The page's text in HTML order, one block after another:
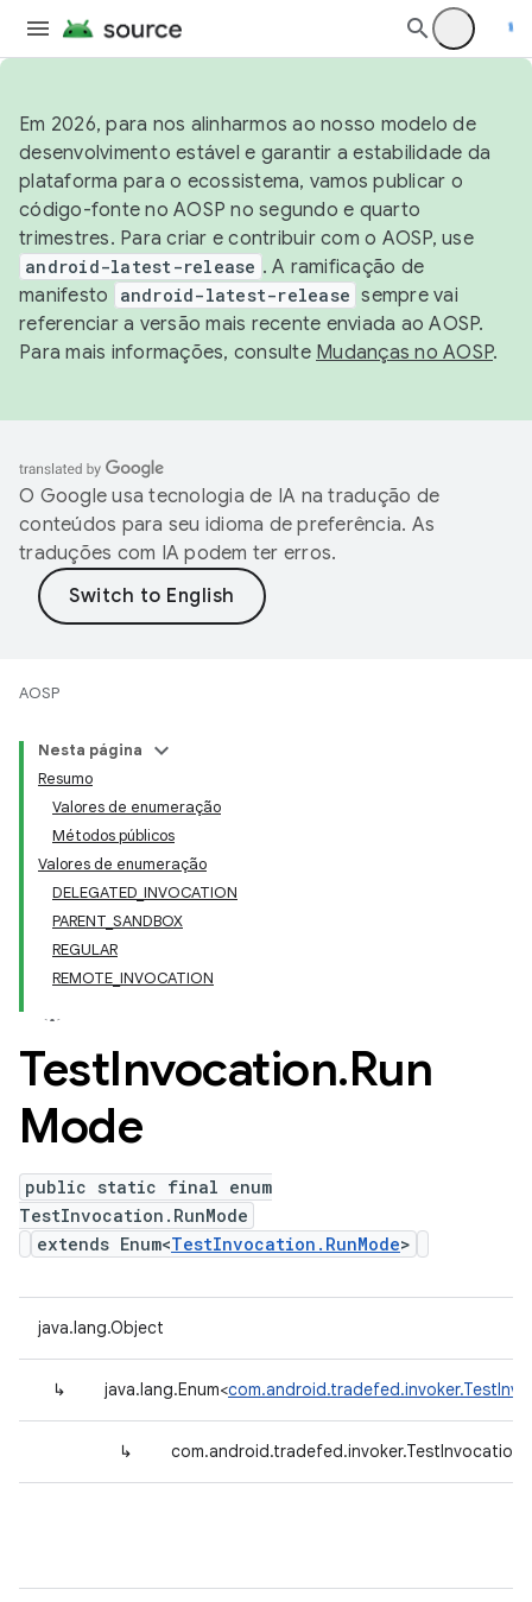
Em 2026, para nos alinharmos ao nosso modelo de
desenvolvimento estável e garantir a estabilidade da
plataforma para o ecossistema, vamos publicar o
código-fonte no AOSP no segundo e quarto
trimestres. Para criar e contribuir com o AOSP, use
android-latest-release . A ramificação de
manifesto
android-latest-release sempre vai
referenciar a versão mais recente enviada ao AOSP.
Para mais informações, consulte Mudanças no AOSP.
O Google usa tecnologia de IA na tradução de
conteúdos para seu idioma de preferência. As
traduções com IA podem ter erros.
AOSP
Nesta página
Resumo
Valores de enumeração
Métodos públicos
Valores de enumeração
DELEGATED_INVOCATION
PARENT_SANDBOX
REGULAR
REMOTE_INVOCATION
TestInvocation.Run
Mode
public static final enum
TestInvocation.RunMode
extends Enum<TestInvocation.RunMode>
java.lang.Object
↳ java.lang.Enum<
↳